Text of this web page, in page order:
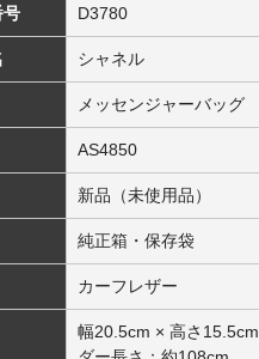
号 D3780
シャネル
メッセンジャーバッグ
AS4850
新品（未使用品）
純正箱・保存袋
カーフレザー
幅20.5cm × 高さ